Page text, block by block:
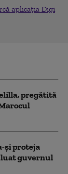
aplicația Digi
pregătită
și proteja
luat guvernul